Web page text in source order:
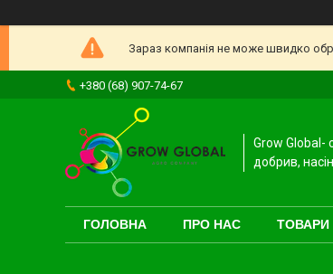
Зараз компанія не може швидко
+380 (68) 907-74-67
Grow Global-
добрив,
ГОЛОВНА ПРО НАС ТОВАРИ